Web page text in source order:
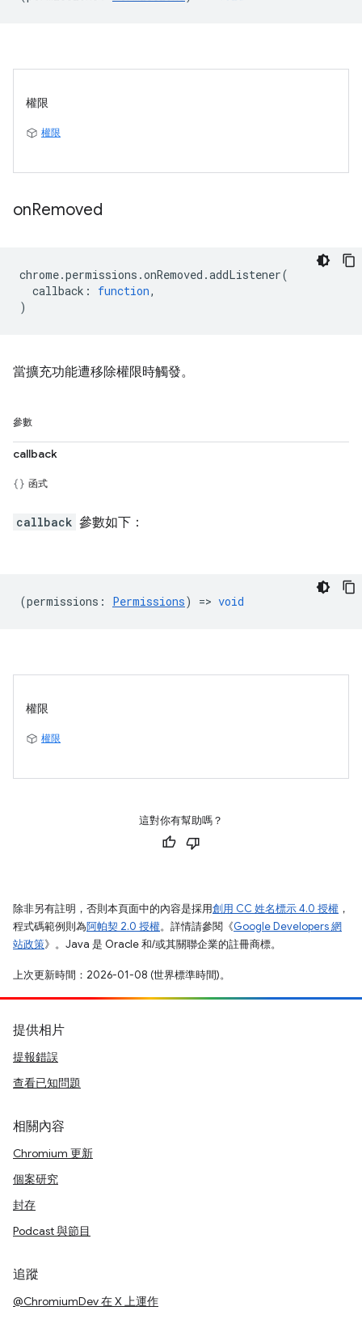
權限
權限
onRemoved
chrome.permissions .onRemoved .addListener(
callback : function,
)
當擴充功能遭移除權限時觸發。
參數
callback
函式
callback 參數如下：
(permissions : Permissions) => void
權限
權限
這對你有幫助嗎？
除非另有註明，否則本頁面中的內容是採用創用 CC 姓名標示 4.0 授權 ，
程式碼範例則為阿帕契 2.0 授權。詳情請參閱《Google Developers 網
站政策》。Java 是 Oracle 和/或其關聯企業的註冊商標。
上次更新時間：2026-01-08 (世界標準時間)。
提供相片
提報錯誤
查看已知問題
相關內容
Chromium 更新
個案研究
封存
Podcast 與節目
追蹤
@ChromiumDev 在 X 上運作